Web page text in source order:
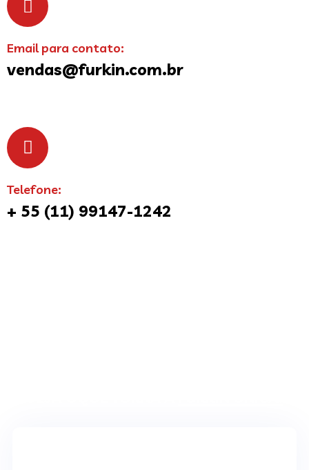
Email para contato:
vendas@furkin.com.br
Telefone:
+ 55 (11) 99147-1242